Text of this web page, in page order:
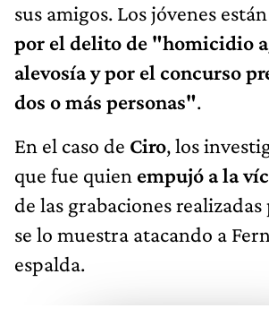
sus amigos. Los jóvenes están
por el delito de "homicidio
alevosía y por el concurso
dos o más personas".
En el caso de Ciro, los
que fue quien empujó a la
de las grabaciones
se lo muestra atacando a
espalda.